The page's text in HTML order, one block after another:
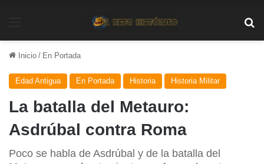
Inicio / En Portada
Edad Antigua En Portada Historia Historia Militar
La batalla del Metauro:
Asdrúbal contra Roma
Poco se habla de Asdrúbal y de la batalla del